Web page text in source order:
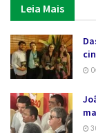
Leia Mais